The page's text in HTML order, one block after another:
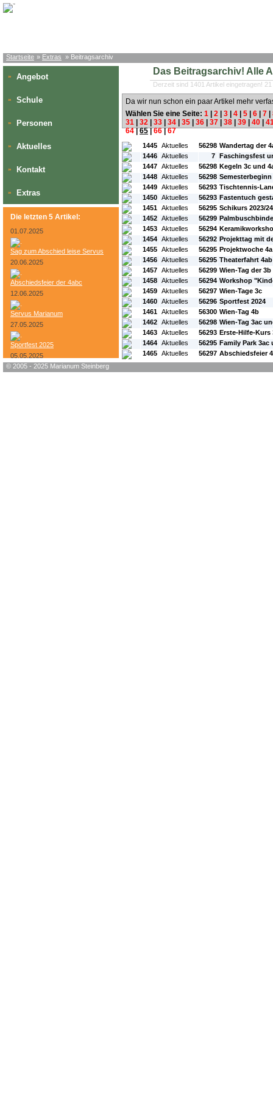
Startseite » Extras » Beitragsarchiv
» Angebot
» Schule
» Personen
» Aktuelles
» Kontakt
» Extras
Die letzten 5 Artikel:
01.07.2025
Sag zum Abschied leise Servus
20.06.2025
Abschiedsfeier der 4abc
12.06.2025
Servus Marianum
27.05.2025
Sportfest 2025
05.05.2025
Das Beitragsarchiv! Alle
Derzeit sind 1401 Artikel eingetragen!
Da wir nun schon ein paar Artikel mehr
Wählen Sie eine Seite: 1 2 3 4 5 6 7
31
32 33 34 35 36 37 38 39 40
64|65|66|67
#L: #ID: #Rubrik:
1445 Aktuelles 56298 Wandertag der
1446 Aktuelles 7 Faschingsfest
1447 Aktuelles 56298 Kegeln 3c und
1448 Aktuelles 56298
1449 Aktuelles 56293 Tischtennis-
1450 Aktuelles 56293 Fastentuch
1451 Aktuelles 56295 Schikurs 2023/24
1452 Aktuelles 56299
1453 Aktuelles 56294
1454 Aktuelles 56292 Projekttag mit
1455 Aktuelles 56295 Projektwoche
1456 Aktuelles 56295 Theaterfahrt 4ab
1457 Aktuelles 56299 Wien-Tag der 3b
1458 Aktuelles 56294 Workshop
1459 Aktuelles 56297 Wien-Tage 3c
1460 Aktuelles 56296 Sportfest 2024
1461 Aktuelles 56300 Wien-Tag 4b
1462 Aktuelles 56298 Wien-Tag 3ac
1463 Aktuelles 56293 Erste-Hilfe-Kurs
1464 Aktuelles 56295 Family Park 3ac
1465 Aktuelles 56297 Abschiedsfeier
© 2005 - 2025 Marianum Steinberg